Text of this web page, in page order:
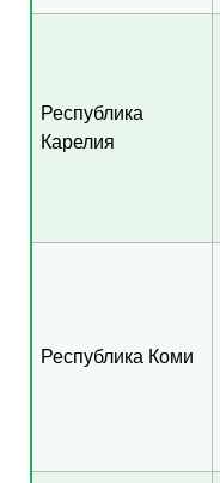
Республика
Карелия
Республика Коми